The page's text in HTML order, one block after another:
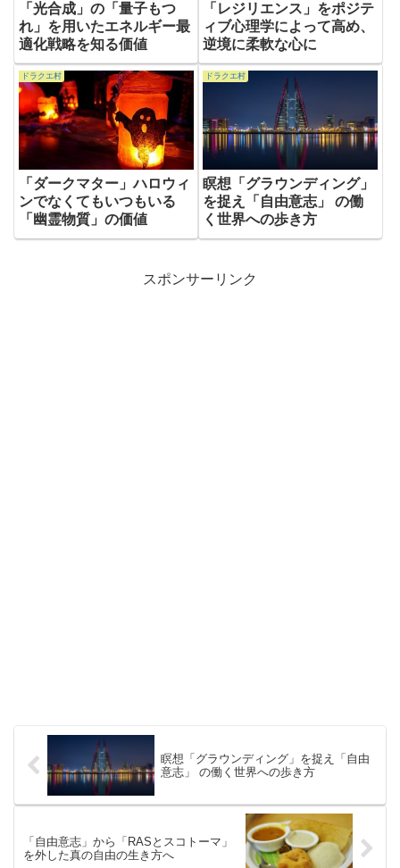
「光合成」の「量子もつ
れ」を用いたエネルギー最
適化戦略を知る価値
「レジリエンス」をポジテ
ィブ心理学によって高め、
逆境に柔軟な心に
ドラクエ村
「ダークマター」ハロウィ
ンでなくてもいつもいる
「幽霊物質」の価値
ドラクエ村
瞑想「グラウンディング」
を捉え「自由意志」 の働
く世界への歩き方
スポンサーリンク
瞑想「グラウンディング」を捉え「自由
意志」 の働く世界への歩き方
「自由意志」から「RASとスコトーマ」
を外した真の自由の生き方へ